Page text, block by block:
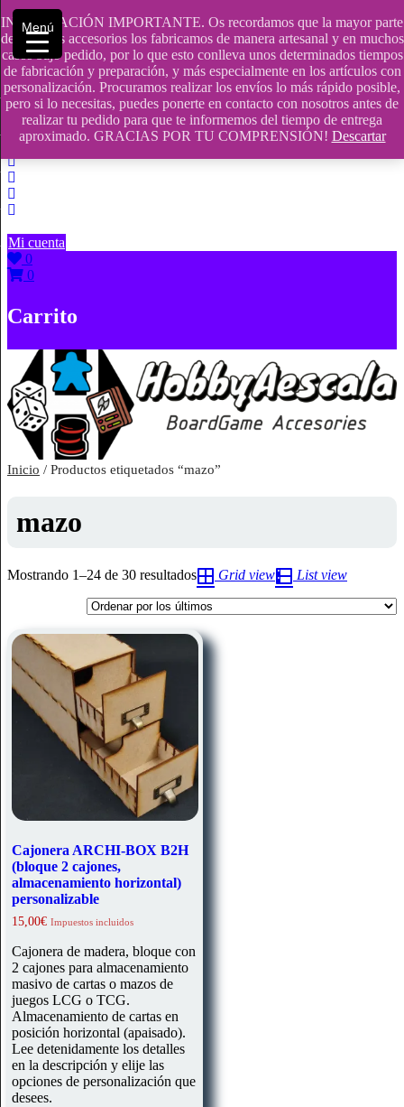
INFORMACIÓN IMPORTANTE. Os recordamos que la mayor parte
de nuestros accesorios los fabricamos de manera artesanal y en muchos
casos bajo pedido, por lo que esto conlleva unos determinados tiempos
de fabricación y preparación, y más especialmente en los artículos con
personalización. Procuramos realizar los envíos lo más rápido posible,
pero si lo necesitas, puedes ponerte en contacto con nosotros antes de
realizar tu pedido para que te informemos del tiempo de entrega
aproximado. GRACIAS POR TU COMPRENSIÓN! Descartar
Saltar
contenido
609241475 SOLO DE 10:00 a 14:00
info@hobbyaescala.com
San Fernando de Henares
10:00 - 14:00
Mi cuenta
0
0
Carrito
Inicio / Productos etiquetados “mazo”
mazo
Mostrando 1–24 de 30 resultadosOrdenado
por
los
Grid view List view
Cajonera ARCHI-BOX B2H
(bloque 2 cajones,
almacenamiento horizontal)
personalizable
15,00€ Impuestos incluidos
Cajonera de madera, bloque con
2 cajones para almacenamiento
masivo de cartas o mazos de
juegos LCG o TCG.
Almacenamiento de cartas en
posición horizontal (apaisado).
Lee detenidamente los detalles
en la descripción y elije las
opciones de personalización que
desees.
Menú